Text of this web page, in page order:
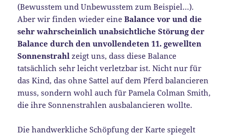
(Bewusstem und Unbewusstem zum Beispiel…).
Aber wir finden wieder eineBalance vor und die
sehr wahrscheinlich unabsichtliche Störung der
Balance durch den unvollendeten 11. gewellten
Sonnenstrahl zeigt uns, dass diese Balance
tatsächlich sehr leicht verletzbar ist. Nicht nur für
das Kind, das ohne Sattel auf dem Pferd balancieren
muss, sondern wohl auch für Pamela Colman Smith,
die ihre Sonnenstrahlen ausbalancieren wollte.
Die handwerkliche Schöpfung der Karte spiegelt